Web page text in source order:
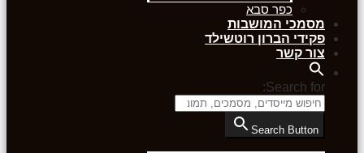
כפר סבא
מסמכי המושבות
פקידי הברון רוטשילד
צור קשר
Search for:
Search Button